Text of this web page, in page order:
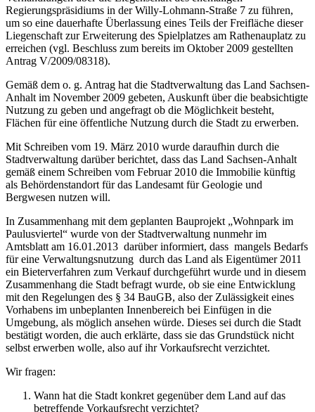
Regierungspräsidiums in der Willy-Lohmann-Straße 7 zu führen,
um so eine dauerhafte Überlassung eines Teils der Freifläche dieser
Liegenschaft zur Erweiterung des Spielplatzes am Rathenauplatz zu
erreichen (vgl. Beschluss zum bereits im Oktober 2009 gestellten
Antrag V/2009/08318).
Gemäß dem o. g. Antrag hat die Stadtverwaltung das Land Sachsen-
Anhalt im November 2009 gebeten, Auskunft über die beabsichtigte
Nutzung zu geben und angefragt ob die Möglichkeit besteht,
Flächen für eine öffentliche Nutzung durch die Stadt zu erwerben.
Mit Schreiben vom 19. März 2010 wurde daraufhin durch die
Stadtverwaltung darüber berichtet, dass das Land Sachsen-Anhalt
gemäß einem Schreiben vom Februar 2010 die Immobilie künftig
als Behördenstandort für das Landesamt für Geologie und
Bergwesen nutzen will.
In Zusammenhang mit dem geplanten Bauprojekt „Wohnpark im
Paulusviertel“ wurde von der Stadtverwaltung nunmehr im
Amtsblatt am 16.01.2013 darüber informiert, dass mangels Bedarfs
für eine Verwaltungsnutzung durch das Land als Eigentümer 2011
ein Bieterverfahren zum Verkauf durchgeführt wurde und in diesem
Zusammenhang die Stadt befragt wurde, ob sie eine Entwicklung
mit den Regelungen des § 34 BauGB, also der Zulässigkeit eines
Vorhabens im unbeplanten Innenbereich bei Einfügen in die
Umgebung, als möglich ansehen würde. Dieses sei durch die Stadt
bestätigt worden, die auch erklärte, dass sie das Grundstück nicht
selbst erwerben wolle, also auf ihr Vorkaufsrecht verzichtet.
Wir fragen:
Wann hat die Stadt konkret gegenüber dem Land auf das
betreffende Vorkaufsrecht verzichtet?